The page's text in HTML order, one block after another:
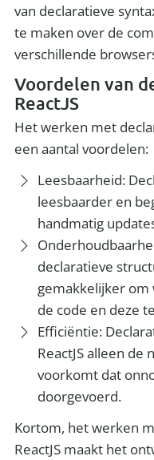
van declaratieve
te maken over de
verschillende
Voordelen van
ReactJS
Het werken met
een aantal voordelen:
Leesbaarheid:
leesbaarder en
handmatig
declaratieve
gemakkelijker om
de code en deze
Efficiëntie:
ReactJS alleen
voorkomt dat
doorgevoerd.
Kortom, het werken
ReactJS maakt het